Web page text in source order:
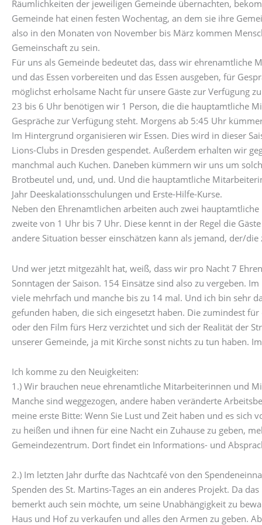
Räumlichkeiten der jeweiligen Gemeinde übernachten,
Gemeinde hat einen festen Wochentag, an dem sie ihre
also in den Monaten von November bis März kommen
Gemeinschaft zu sein.
Für uns als Gemeinde bedeutet das, dass wir
und das Essen vorbereiten und das Essen ausgeben, für
möglichst erholsame Nacht für unsere Gäste zur Verfügung
23 bis 6 Uhr benötigen wir 1 Person, die die hauptamtliche
Gespräche zur Verfügung steht. Morgens ab 5:45 Uhr
Im Hintergrund organisieren wir Essen. Dies wird in dieser
Lions-Clubs in Dresden gespendet. Außerdem erhalten wir
manchmal auch Kuchen. Daneben kümmern wir uns um
Brotbeutel und, und, und. Und die hauptamtliche
Jahr Deeskalationsschulungen und Erste-Hilfe-Kurse.
Neben den Ehrenamtlichen arbeiten auch zwei
zweite von 1 Uhr bis 7 Uhr. Diese kennt in der Regel die
andere Situation besser einschätzen kann als jemand, der/
Und wer jetzt mitgezählt hat, weiß, dass wir pro Nacht 7
Sonntagen der Saison. 154 Einsätze sind also zu vergeben.
viele mehrfach und manche bis zu 14 mal. Und ich bin sehr
gefunden haben, die sich eingesetzt haben. Die zumindest
oder den Film fürs Herz verzichtet und sich der Realität der
unserer Gemeinde, ja mit Kirche sonst nichts zu tun haben.
Ich komme zu den Neuigkeiten:
1.) Wir brauchen neue ehrenamtliche Mitarbeiterinnen und
Manche sind weggezogen, andere haben veränderte
meine erste Bitte: Wenn Sie Lust und Zeit haben und es
zu heißen und ihnen für eine Nacht ein Zuhause zu geben,
Gemeindezentrum. Dort findet ein Informations- und
2.) Im letzten Jahr durfte das Nachtcafé von den
Spenden des St. Martins-Tages an ein anderes Projekt. Da
bemerkt auch sein möchte, um seine Unabhängigkeit zu
Haus und Hof zu verkaufen und alles den Armen zu geben.